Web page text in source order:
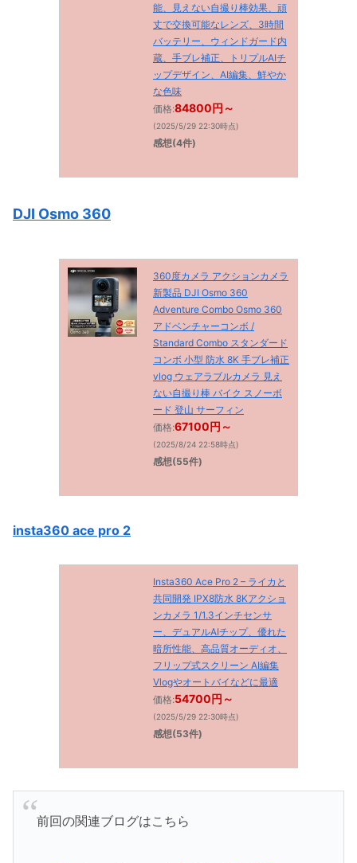
能、見えない自撮り棒効果、頑
丈で交換可能なレンズ、3時間
バッテリー、ウィンドガード内
蔵、手ブレ補正、トリプルAIチ
ップデザイン、AI編集、鮮やか
な色味
価格:84800円～
(2025/5/29 22:30時点)
感想(4件)
DJI Osmo 360
360度カメラ アクションカメラ
新製品 DJI Osmo 360
Adventure Combo Osmo 360
アドベンチャーコンボ /
Standard Combo スタンダード
コンボ 小型 防水 8K 手ブレ補正
vlog ウェアラブルカメラ 見え
ない自撮り棒 バイク スノーボ
ード 登山 サーフィン
価格:67100円～
(2025/8/24 22:58時点)
感想(55件)
insta360 ace pro 2
Insta360 Ace Pro 2 – ライカと
共同開発 IPX8防水 8Kアクショ
ンカメラ 1/1.3インチセンサ
ー、デュアルAIチップ、優れた
暗所性能、高品質オーディオ、
フリップ式スクリーン AI編集
Vlogやオートバイなどに最適
価格:54700円～
(2025/5/29 22:30時点)
感想(53件)
前回の関連ブログはこちら